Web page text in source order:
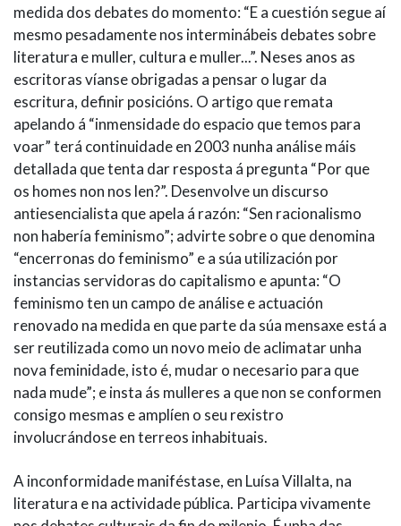
medida dos debates do momento: “E a cuestión segue aí
mesmo pesadamente nos interminábeis debates sobre
literatura e muller, cultura e muller...”. Neses anos as
escritoras víanse obrigadas a pensar o lugar da
escritura, definir posicións. O artigo que remata
apelando á “inmensidade do espacio que temos para
voar” terá continuidade en 2003 nunha análise máis
detallada que tenta dar resposta á pregunta “Por que
os homes non nos len?”. Desenvolve un discurso
antiesencialista que apela á razón: “Sen racionalismo
non habería feminismo”; advirte sobre o que denomina
“encerronas do feminismo” e a súa utilización por
instancias servidoras do capitalismo e apunta: “O
feminismo ten un campo de análise e actuación
renovado na medida en que parte da súa mensaxe está a
ser reutilizada como un novo meio de aclimatar unha
nova feminidade, isto é, mudar o necesario para que
nada mude”; e insta ás mulleres a que non se conformen
consigo mesmas e amplíen o seu rexistro
involucrándose en terreos inhabituais.
A inconformidade maniféstase, en Luísa Villalta, na
literatura e na actividade pública. Participa vivamente